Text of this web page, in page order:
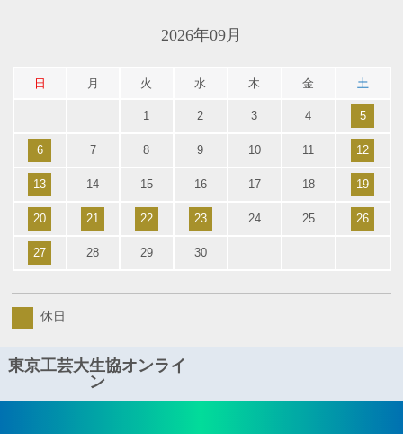
2026年09月
日 月 火 水 木 金 土
1 2 3 4 5
6 7 8 9 10 11 12
13 14 15 16 17 18 19
20 21 22 23 24 25 26
27 28 29 30
休日
東京工芸大生協オンライ
ン